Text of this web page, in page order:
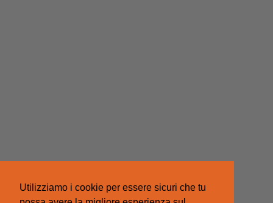
Utilizziamo i cookie per essere sicuri che tu